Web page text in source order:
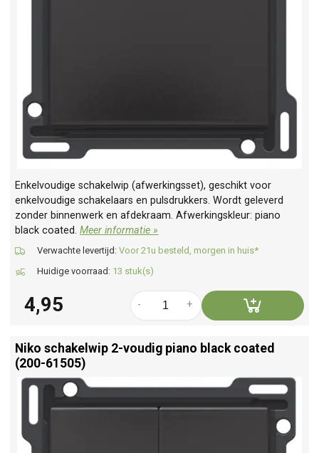
Enkelvoudige schakelwip (afwerkingsset), geschikt voor
enkelvoudige schakelaars en pulsdrukkers. Wordt geleverd
zonder binnenwerk en afdekraam. Afwerkingskleur: piano
black coated.Meer informatie »
Verwachte levertijd: Voor 21u besteld, morgen in huis*
Huidige voorraad: 13 stuk(s)
4,95 +
-
Niko schakelwip 2-voudig piano black coated
(200-61505)